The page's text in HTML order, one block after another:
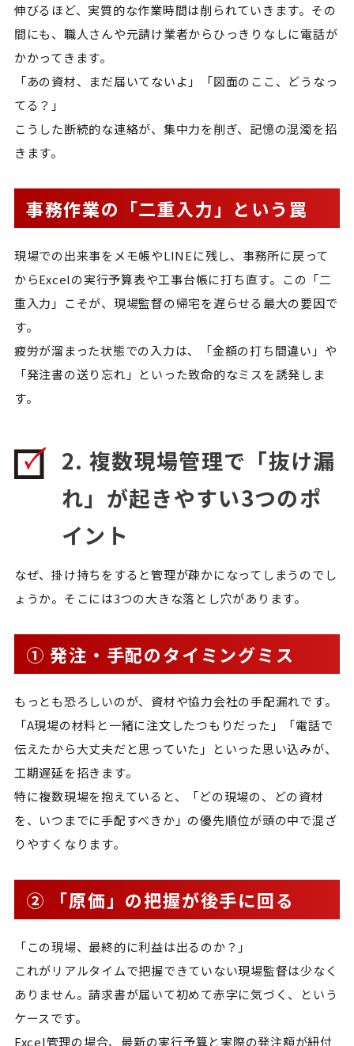
伸びるほど、実質的な作業時間は削られていきます。その
間にも、職人さんや元請け業者からひっきりなしに電話が
かかってきます。
「あの資材、まだ届いてないよ」「図面のここ、どうなっ
てる？」
こうした断続的な連絡が、集中力を削ぎ、記憶の混濁を招
きます。
事務作業の「二重入力」という罠
現場での出来事をメモ帳やLINEに残し、事務所に戻って
からExcelの実行予算表や工事台帳に打ち直す。この「二
重入力」こそが、現場監督の帰宅を遅らせる最大の要因で
す。
疲労が溜まった状態での入力は、「金額の打ち間違い」や
「発注書の送り忘れ」といった致命的なミスを誘発しま
す。
2. 複数現場管理で「抜け漏
れ」が起きやすい3つのポ
イント
なぜ、掛け持ちをすると管理が疎かになってしまうのでし
ょうか。そこには3つの大きな落とし穴があります。
① 発注・手配のタイミングミス
もっとも恐ろしいのが、資材や協力会社の手配漏れです。
「A現場の材料と一緒に注文したつもりだった」「電話で
伝えたから大丈夫だと思っていた」といった思い込みが、
工期遅延を招きます。
特に複数現場を抱えていると、「どの現場の、どの資材
を、いつまでに手配すべきか」の優先順位が頭の中で混ざ
りやすくなります。
② 「原価」の把握が後手に回る
「この現場、最終的に利益は出るのか？」
これがリアルタイムで把握できていない現場監督は少なく
ありません。請求書が届いて初めて赤字に気づく、という
ケースです。
Excel管理の場合、最新の実行予算と実際の発注額が紐付